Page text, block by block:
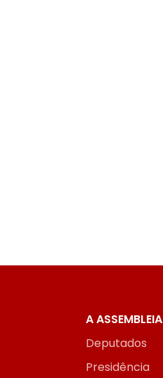
A ASSEMBLEIA
Deputados
Presidência